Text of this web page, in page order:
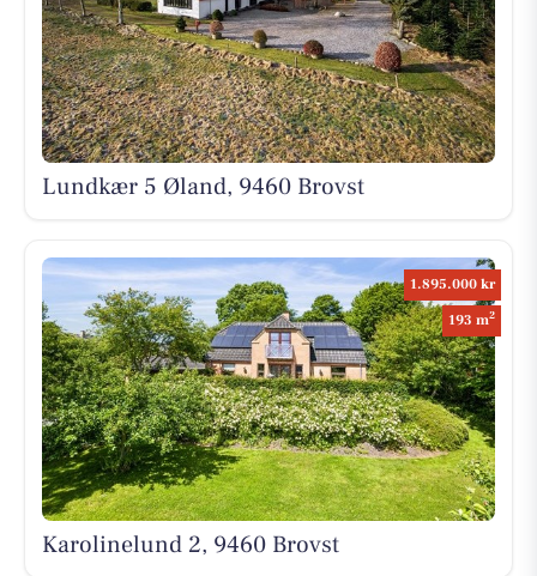
Lundkær 5 Øland, 9460 Brovst
1.895.000 kr
193 m2
Karolinelund 2, 9460 Brovst